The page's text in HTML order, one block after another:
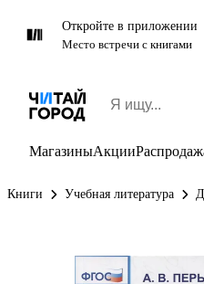
Откройте в приложении
Место встречи с книгами
МагазиныАкции
Книги Учебная литература